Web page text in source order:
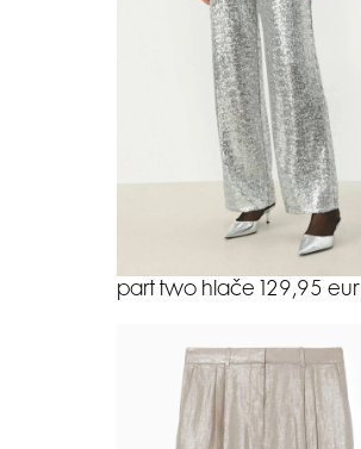
part two hlače 129,95 eur